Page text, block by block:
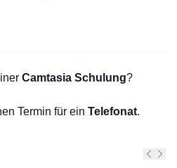
Camtasia Schulung?
Termin für ein Telefonat.